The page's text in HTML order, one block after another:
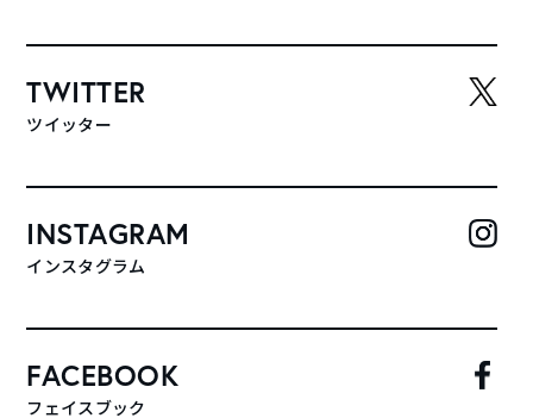
TWITTER
ツイッター
INSTAGRAM
インスタグラム
FACEBOOK
フェイスブック